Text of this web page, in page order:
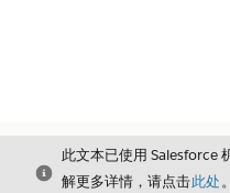
关闭
此文本已使用 Salesforce
解更多详情，请点击此处。